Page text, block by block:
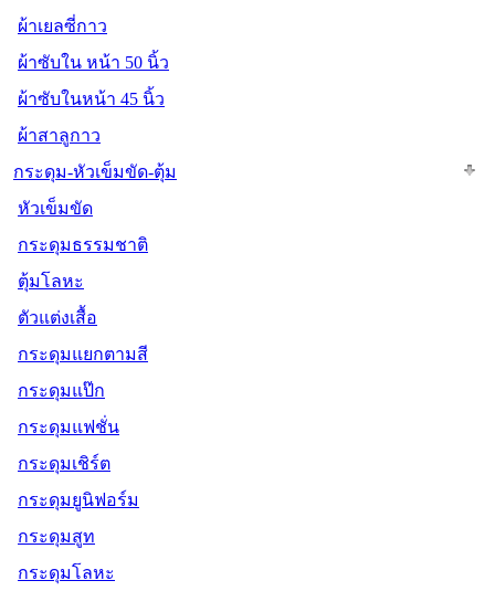
ผ้าเยลซี่กาว
ผ้าซับใน หน้า 50 นิ้ว
ผ้าซับในหน้า 45 นิ้ว
ผ้าสาลูกาว
กระดุม-หัวเข็มขัด-ตุ้ม
หัวเข็มขัด
กระดุมธรรมชาติ
ตุ้มโลหะ
ตัวแต่งเสื้อ
กระดุมแยกตามสี
กระดุมแป๊ก
กระดุมแฟชั่น
กระดุมเชิร์ต
กระดุมยูนิฟอร์ม
กระดุมสูท
กระดุมโลหะ